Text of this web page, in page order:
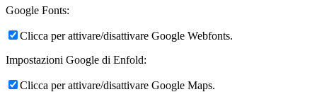
Google Fonts:
Clicca per attivare/disattivare Google Webfonts.
Impostazioni Google di Enfold:
Clicca per attivare/disattivare Google Maps.